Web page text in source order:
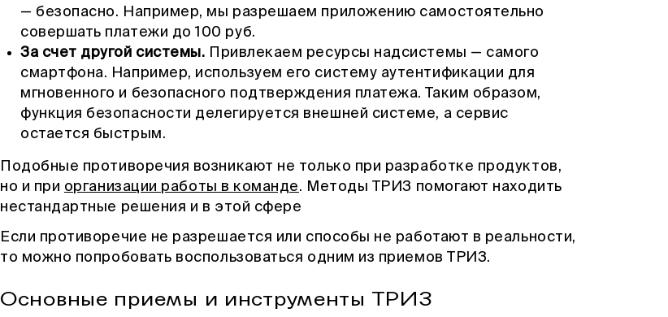
— безопасно. Например, мы разрешаем приложению самостоятельно
совершать платежи до 100 руб.
За счет другой системы. Привлекаем ресурсы надсистемы — самого
смартфона. Например, используем его систему аутентификации для
мгновенного и безопасного подтверждения платежа. Таким образом,
функция безопасности делегируется внешней системе, а сервис
остается быстрым.
Подобные противоречия возникают не только при разработке продуктов,
но и при организации работы в команде. Методы ТРИЗ помогают находить
нестандартные решения и в этой сфере
Если противоречие не разрешается или способы не работают в реальности,
то можно попробовать воспользоваться одним из приемов ТРИЗ.
Основные приемы и инструменты ТРИЗ